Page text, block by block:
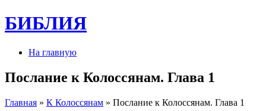
БИБЛИЯ
На главную
Послание к Колоссянам. Глава 1
Главная » К Колоссянам » Послание к Колоссянам. Глава 1